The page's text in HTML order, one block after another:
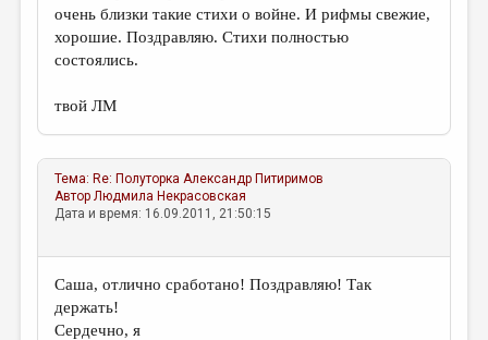
очень близки такие стихи о войне. И рифмы свежие,
хорошие. Поздравляю. Стихи полностью
состоялись.
твой ЛМ
Тема: Re: Полуторка Александр Питиримов
АвторЛюдмила Некрасовская
Дата и время: 16.09.2011, 21:50:15
Саша, отлично сработано! Поздравляю! Так
держать!
Сердечно, я